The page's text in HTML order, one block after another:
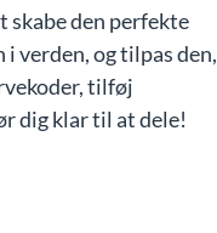
den perfekte
verden, og tilpas den,
tilføj
dig klar til at dele!